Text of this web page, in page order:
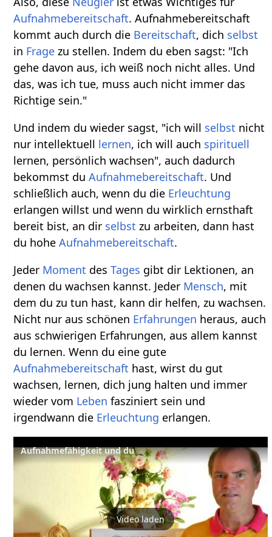
Aufnahmebereitschaft. Aufnahmebereitschaft
kommt auch durch die Bereitschaft, dich selbst
in Frage zu stellen. Indem du eben sagst: "Ich
gehe davon aus, ich weiß noch nicht alles. Und
das, was ich tue, muss auch nicht immer das
Richtige sein."
Und indem du wieder sagst, "ich will selbst nicht
nur intellektuell lernen, ich will auch spirituell
lernen, persönlich wachsen", auch dadurch
bekommst duAufnahmebereitschaft. Und
schließlich auch, wenn du die Erleuchtung
erlangen willst und wenn du wirklich ernsthaft
bereit bist, an dir selbst zu arbeiten, dann hast
du hoheAufnahmebereitschaft.
Jeder Moment desTages gibt dir Lektionen, an
denen du wachsen kannst. Jeder Mensch, mit
dem du zu tun hast, kann dir helfen, zu wachsen.
Nicht nur aus schönen Erfahrungen heraus, auch
aus schwierigen Erfahrungen, aus allem kannst
du lernen. Wenn du eine gute
Aufnahmebereitschaft hast, wirst du gut
wachsen, lernen, dich jung halten und immer
wieder vom Leben fasziniert sein und
irgendwann die Erleuchtung erlangen.
Aufnahmefähigkeit und du
Video laden